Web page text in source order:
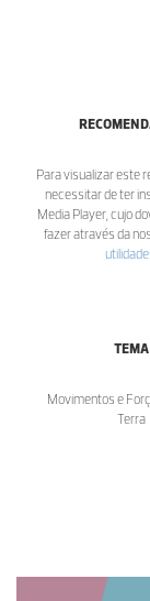
Para visualizar este
necessitar de ter
Media Player, cujo
fazer através da
TEMA
Movimentos e
Terra